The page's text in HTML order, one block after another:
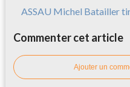
ASSAU Michel Batailler
Commenter cet article
Ajouter un